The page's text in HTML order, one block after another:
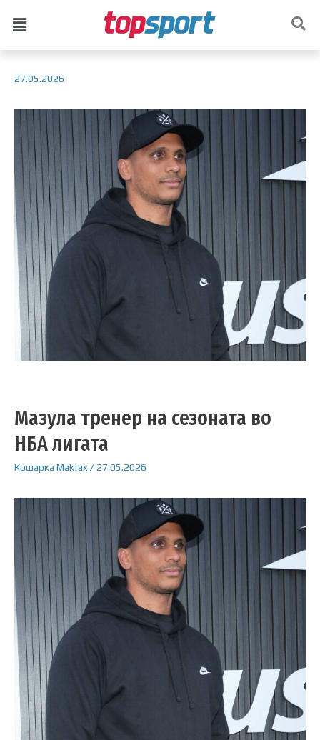
27.05.2026
Мазула тренер на сезоната во
НБА лигата
Кошарка Makfax /27.05.2026